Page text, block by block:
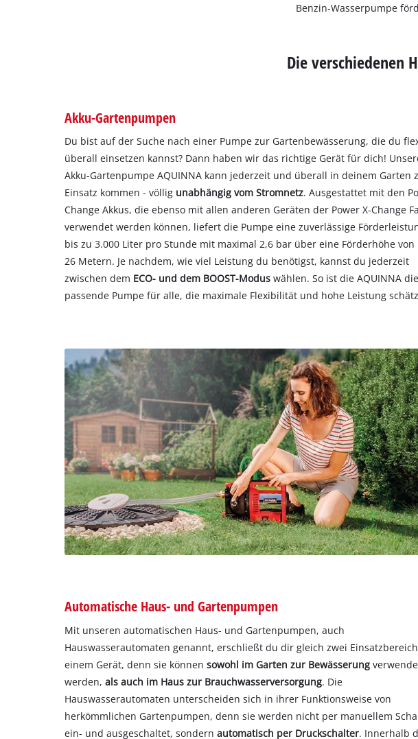
Benzin-Wasserpumpe
Die verschiedenen
Akku-Gartenpumpen
Du bist auf der Suche nach einer Pumpe zur Gartenbewässerung, die du
überall einsetzen kannst? Dann haben wir das richtige Gerät für dich!
Akku-Gartenpumpe AQUINNA kann jederzeit und überall in deinem Garten
Einsatz kommen - völlig unabhängig vom Stromnetz. Ausgestattet mit den
Change Akkus, die ebenso mit allen anderen Geräten der Power X-Change
verwendet werden können, liefert die Pumpe eine zuverlässige
bis zu 3.000 Liter pro Stunde mit maximal 2,6 bar über eine Förderhöhe von
26 Metern. Je nachdem, wie viel Leistung du benötigst, kannst du jederzeit
zwischen dem ECO- und dem BOOST-Modus wählen. So ist die AQUINNA die
passende Pumpe für alle, die maximale Flexibilität und hohe Leistung
Automatische Haus- und Gartenpumpen
Mit unseren automatischen Haus- und Gartenpumpen, auch
Hauswasserautomaten genannt, erschließt du dir gleich zwei
einem Gerät, denn sie könnensowohl im Garten zur Bewässerung
werden,als auch im Haus zur Brauchwasserversorgung. Die
Hauswasserautomaten unterscheiden sich in ihrer Funktionsweise von
herkömmlichen Gartenpumpen, denn sie werden nicht per manuellem
ein- und ausgeschaltet, sondernautomatisch per Druckschalter. Innerhalb